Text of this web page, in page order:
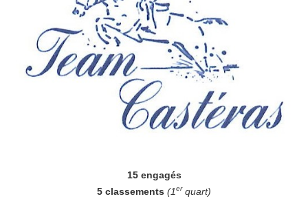
15 engagés
5 classements (1erquart)